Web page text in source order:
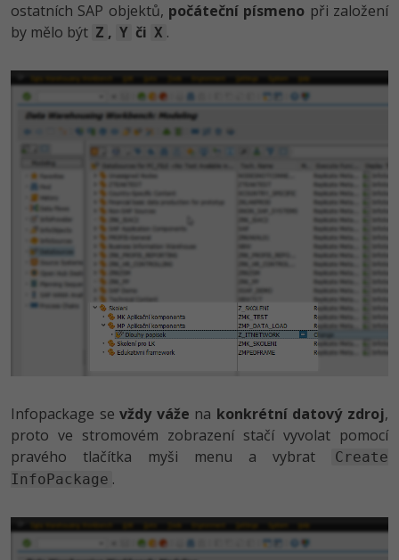
Více
Sítě
Elektronický podpis
Fórum
ostatních SAP objektů, počáteční písmeno při založení
by mělo být Z , Y či X .
Infopackage sevždy váže na konkrétní datový zdroj,
proto ve stromovém zobrazení stačí vyvolat pomocí
pravého tlačítka myši menu a vybrat
Create
InfoPackage .